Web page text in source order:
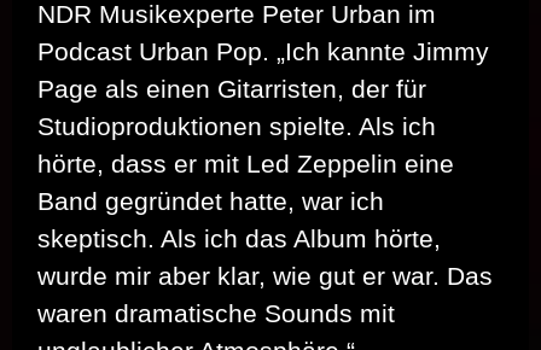
NDR Musikexperte Peter Urban im
Podcast Urban Pop. „Ich kannte Jimmy
Page als einen Gitarristen, der für
Studioproduktionen spielte. Als ich
hörte, dass er mit Led Zeppelin eine
Band gegründet hatte, war ich
skeptisch. Als ich das Album hörte,
wurde mir aber klar, wie gut er war. Das
waren dramatische Sounds mit